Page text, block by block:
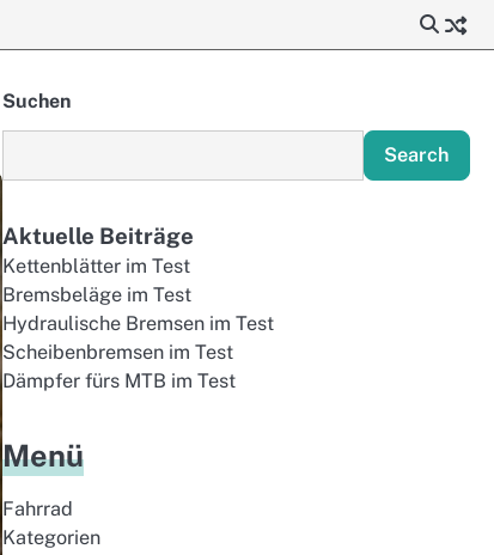
Suchen
Search
Aktuelle Beiträge
Kettenblätter im Test
Bremsbeläge im Test
Hydraulische Bremsen im Test
Scheibenbremsen im Test
Dämpfer fürs MTB im Test
Menü
Fahrrad
Kategorien